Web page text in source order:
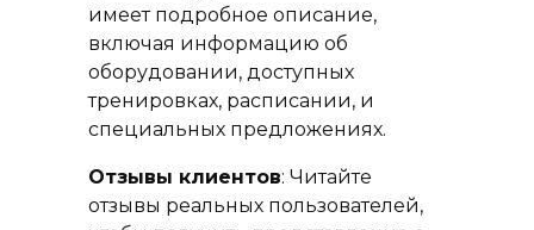
имеет подробное описание,
включая информацию об
оборудовании, доступных
тренировках, расписании, и
специальных предложениях.
Отзывы клиентов: Читайте
отзывы реальных пользователей,